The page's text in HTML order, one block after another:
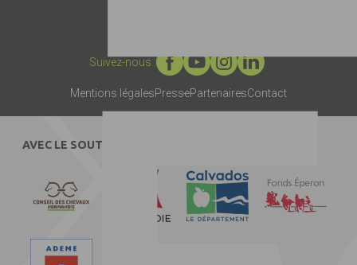
Suivez-nous :
Mentions légalesPressePartenairesContact
AVEC LE SOUTIEN DE :